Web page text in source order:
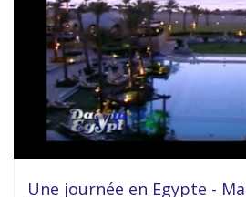
Une journée en Egypte -